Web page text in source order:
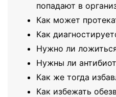
попадают в
Как может
Как
Нужно ли
Нужны ли
Как же тогда
Как избежать